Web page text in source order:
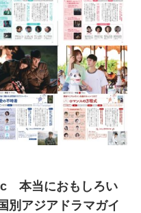
本当におもしろい
別アジアドラマガイ